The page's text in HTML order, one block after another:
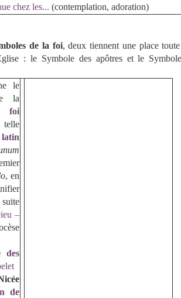
chez les... (contemplation, adoration)
de la foi, deux tiennent une place
: le Symbole des apôtres et le
le
la
foi
, en
–
des
de